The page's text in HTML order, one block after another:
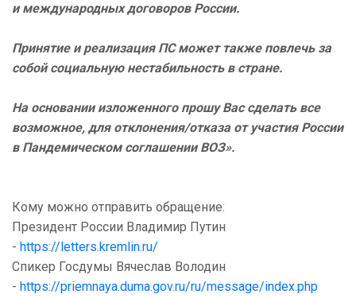
и международных договоров России.
Принятие и реализация ПС может также повлечь за
собой социальную нестабильность в стране.
На основании изложенного прошу Вас сделать все
возможное, для отклонения/отказа от участия России
в Пандемическом соглашении ВОЗ».
Кому можно отправить обращение:
Президент России Владимир Путин
- https://letters.kremlin.ru/
Спикер Госдумы Вячеслав Володин
- https://priemnaya.duma.gov.ru/ru/message/index.php